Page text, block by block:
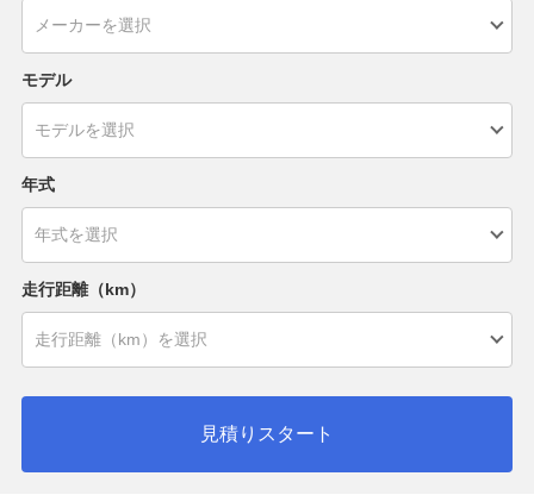
モデル
年式
走行距離（km）
見積りスタート